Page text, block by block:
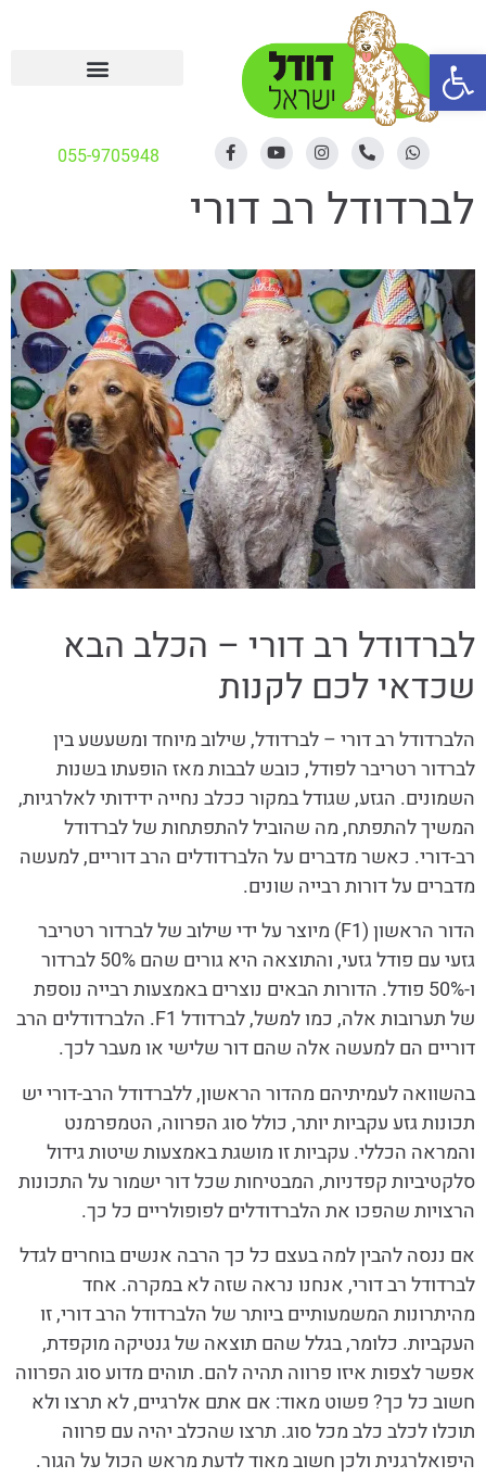
055-9705948
לברדודל רב דורי
לברדודל רב דורי – הכלב הבא
שכדאי לכם לקנות
הלברדודל רב דורי – לברדודל, שילוב מיוחד ומשעשע בין
לברדור רטריבר לפודל, כובש לבבות מאז הופעתו בשנות
השמונים. הגזע, שגודל במקור ככלב נחייה ידידותי לאלרגיות,
המשיך להתפתח, מה שהוביל להתפתחות של לברדודל
רב-דורי. כאשר מדברים על הלברדודלים הרב דוריים, למעשה
מדברים על דורות רבייה שונים.
הדור הראשון (F1) מיוצר על ידי שילוב של לברדור רטריבר
גזעי עם פודל גזעי, והתוצאה היא גורים שהם 50% לברדור
ו-50% פודל. הדורות הבאים נוצרים באמצעות רבייה נוספת
של תערובות אלה, כמו למשל, לברדודל F1. הלברדודלים הרב
דוריים הם למעשה אלה שהם דור שלישי או מעבר לכך.
בהשוואה לעמיתיהם מהדור הראשון, ללברדודל הרב-דורי יש
תכונות גזע עקביות יותר, כולל סוג הפרווה, הטמפרמנט
והמראה הכללי. עקביות זו מושגת באמצעות שיטות גידול
סלקטיביות קפדניות, המבטיחות שכל דור ישמור על התכונות
הרצויות שהפכו את הלברדודלים לפופולריים כל כך.
אם ננסה להבין למה בעצם כל כך הרבה אנשים בוחרים לגדל
לברדודל רב דורי, אנחנו נראה שזה לא במקרה. אחד
מהיתרונות המשמעותיים ביותר של הלברדודל הרב דורי, זו
העקביות. כלומר, בגלל שהם תוצאה של גנטיקה מוקפדת,
אפשר לצפות איזו פרווה תהיה להם. תוהים מדוע סוג הפרווה
חשוב כל כך? פשוט מאוד: אם אתם אלרגיים, לא תרצו ולא
תוכלו לכלב כלב מכל סוג. תרצו שהכלב יהיה עם פרווה
היפואלרגנית ולכן חשוב מאוד לדעת מראש הכול על הגור.
פתח סרגל נגישות